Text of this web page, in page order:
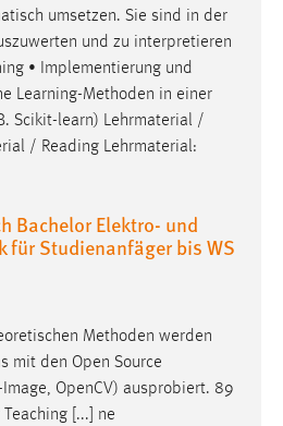
umsetzen. Sie sind in der
und zu interpretieren
• Implementierung und
Learning-Methoden in einer
Scikit-learn) Lehrmaterial /
/ Reading Lehrmaterial:
Bachelor Elektro- und
Studienanfäger bis WS
Methoden werden
mit den Open Source
OpenCV) ausprobiert. 89
[...] ne
wird in diesem Cookie
ist.
die gewählte Sprache der Website.